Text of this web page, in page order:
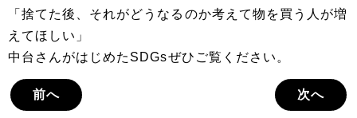
「捨てた後、それがどうなるのか考えて物を買う人が増
えてほしい」
中台さんがはじめたSDGsぜひご覧ください。
前へ 次へ